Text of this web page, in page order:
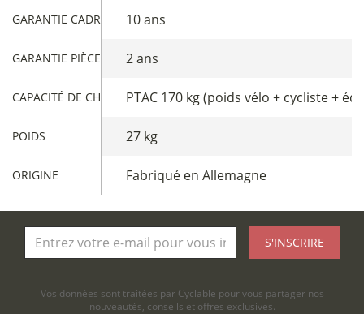
GARANTIE CADRE 10 ans
GARANTIE PIÈCES 2 ans
CAPACITÉ DE CHARGEPTAC 170 kg (poids vélo + cycliste +
POIDS 27 kg
ORIGINE Fabriqué en Allemagne
S'INSCRIRE
Vos données sont traitées par Cyclable pour vous partager nos
nouveautés, conseils et offres exclusives.